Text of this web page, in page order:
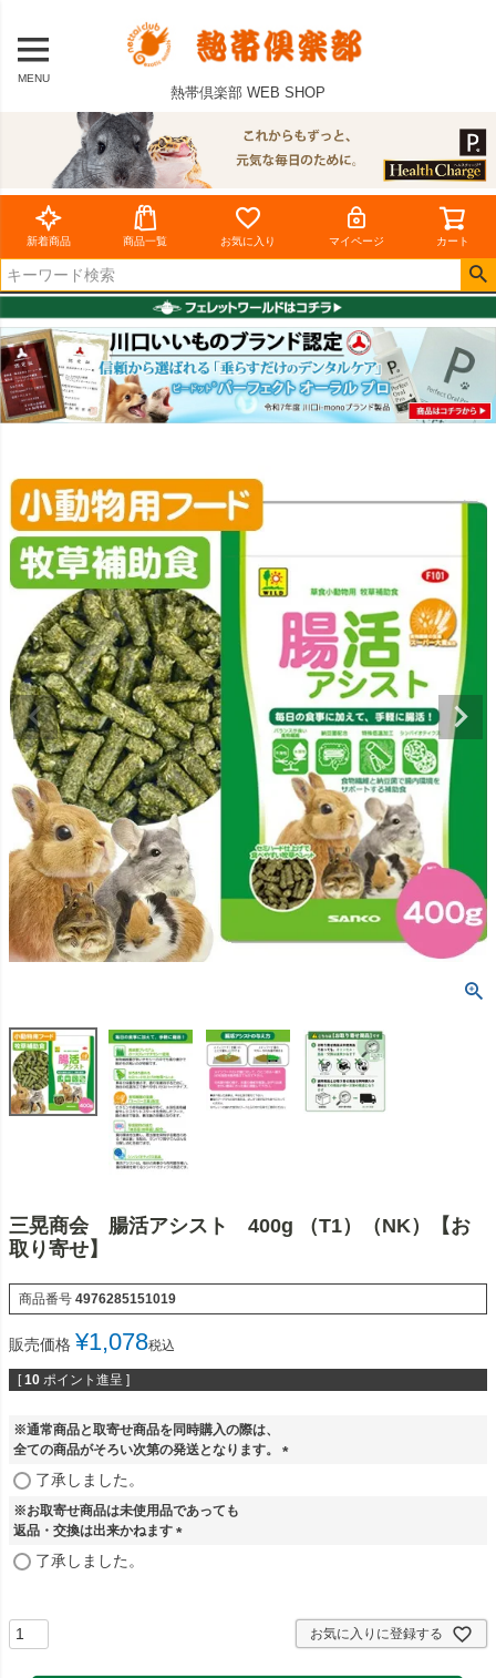
MENU
熱帯倶楽部 WEB SHOP
新着商品 商品一覧 お気に入り マイページ カート
三晃商会 腸活アシスト 400g （T1）（NK）【お
取り寄せ】
商品番号 4976285151019
販売価格 ¥1,078税込
[ 10 ポイント進呈 ]
※通常商品と取寄せ商品を同時購入の際は、
全ての商品がそろい次第の発送となります。
了承しました。
※お取寄せ商品は未使用品であっても
返品・交換は出来かねます
了承しました。
お気に入りに登録する